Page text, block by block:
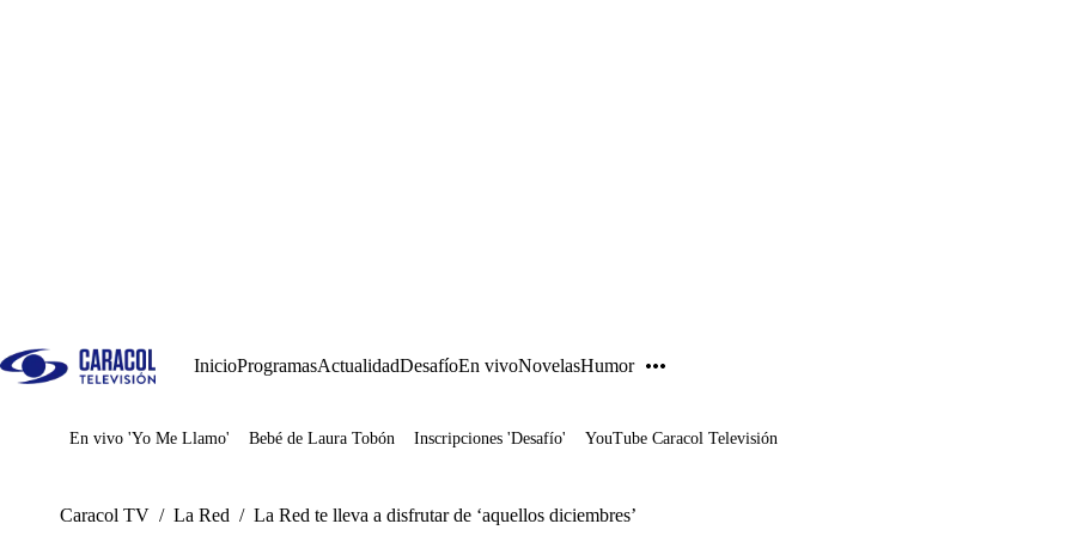
InicioProgramasActualidadDesafíoEn vivoNovelasHumor
Juegos
En vivo 'Yo Me Llamo' Bebé de Laura Tobón Inscripciones 'Desafío' YouTube Caracol Televisión
Caracol TV / La Red / La Red te lleva a disfrutar de ‘aquellos diciembres’